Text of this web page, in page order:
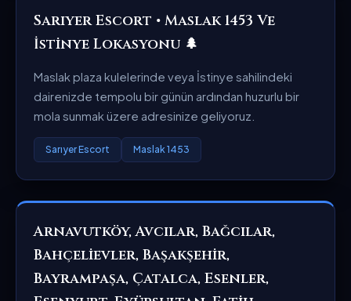
Sarıyer Escort • Maslak 1453 Ve
İstinye Lokasyonu 🌲
Maslak plaza kulelerinde veya İstinye sahilindeki
dairenizde tempolu bir günün ardından huzurlu bir
mola sunmak üzere adresinize geliyoruz.
Sarıyer Escort Maslak 1453
Arnavutköy, Avcılar, Bağcılar,
Bahçelievler, Başakşehir,
Bayrampaşa, Çatalca, Esenler,